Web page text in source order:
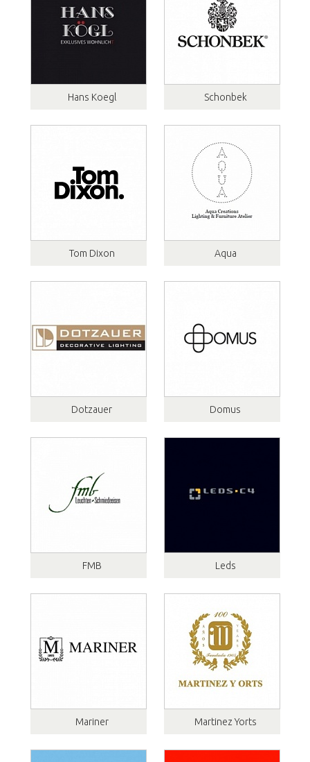
Hans Koegl Schonbek
Tom Dixon Aqua
Dotzauer Domus
FMB Leds
Mariner Martinez Yorts